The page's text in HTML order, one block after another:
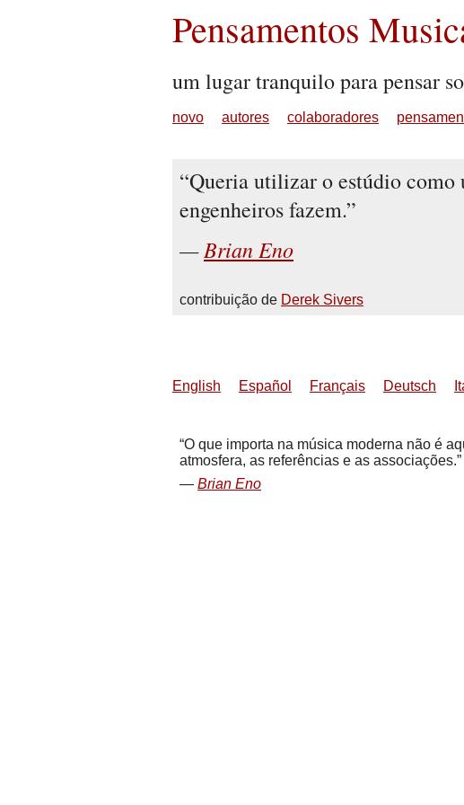
Pensamentos
um lugar tranquilo para pensar
novo autores colaboradores
Queria utilizar o estúdio como
engenheiros fazem.
Brian Eno
contribuição de Derek Sivers
English Español Français Deutsch
O que importa na música moderna não é
atmosfera, as referências e as associações.
Brian Eno